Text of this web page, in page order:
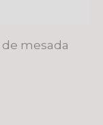
mesada